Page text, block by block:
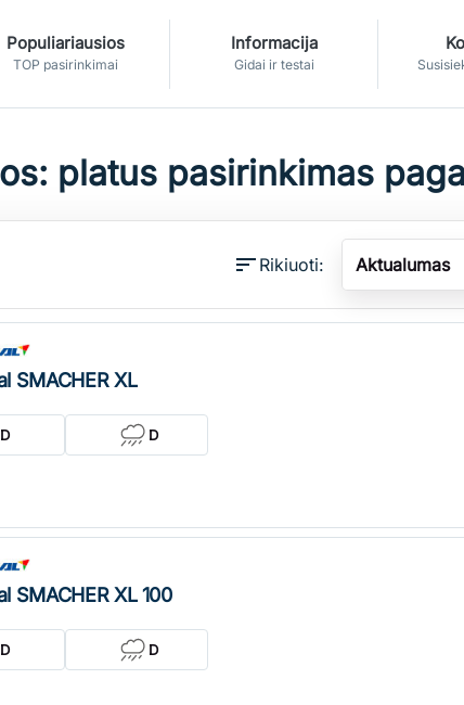
Populiariausios
TOP pasirinkimai
Informacija
Gidai ir testai
platus pasirinkimas
sort Rikiuoti: Aktualumas
SMACHER XL
D D
SMACHER XL 100
D D